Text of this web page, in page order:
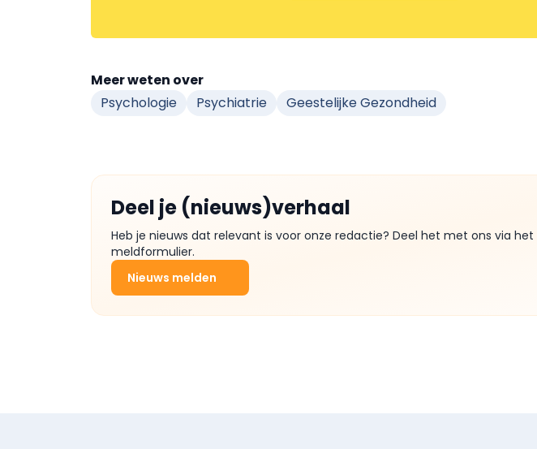
Meer weten over
Psychologie
Psychiatrie Geestelijke Gezondheid
Deel je (nieuws)verhaal
Heb je nieuws dat relevant is voor onze redactie? Deel het met ons via het
meldformulier.
Nieuws melden